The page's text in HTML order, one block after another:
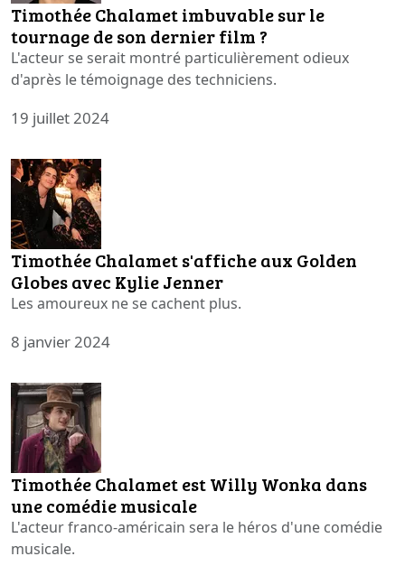
Timothée Chalamet imbuvable sur le
tournage de son dernier film ?
L'acteur se serait montré particulièrement odieux
d'après le témoignage des techniciens.
19 juillet 2024
Timothée Chalamet s'affiche aux Golden
Globes avec Kylie Jenner
Les amoureux ne se cachent plus.
8 janvier 2024
Timothée Chalamet est Willy Wonka dans
une comédie musicale
L'acteur franco-américain sera le héros d'une comédie
musicale.